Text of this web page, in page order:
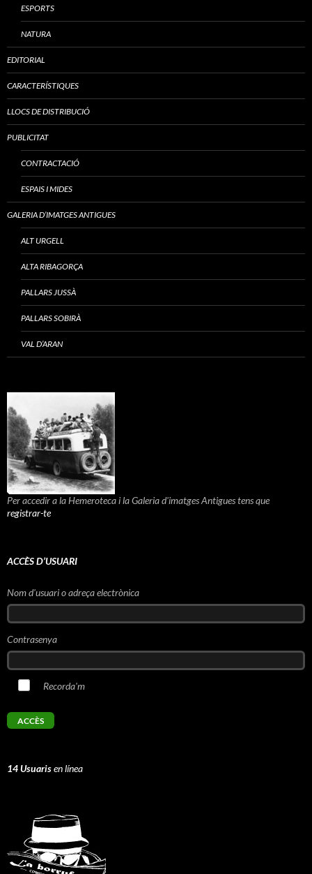
ESPORTS
NATURA
EDITORIAL
CARACTERÍSTIQUES
LLOCS DE DISTRIBUCIÓ
PUBLICITAT
CONTRACTACIÓ
ESPAIS I MIDES
GALERIA D’IMATGES ANTIGUES
ALT URGELL
ALTA RIBAGORÇA
PALLARS JUSSÀ
PALLARS SOBIRÀ
VAL D’ARAN
Per accedir a la Hemeroteca i la Galeria d'imatges Antigues tens que
registrar-te
ACCÈS D’USUARI
Nom d'usuari o adreça electrònica
Contrasenya
Recorda'm
14 Usuarisen línea